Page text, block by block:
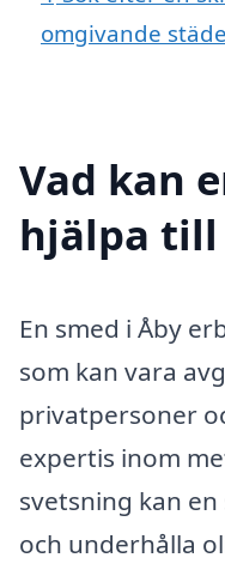
omgivande
Vad kan
hjälpa till
En smed i Åby
som kan vara
privatpersoner
expertis inom
svetsning kan
och underhålla